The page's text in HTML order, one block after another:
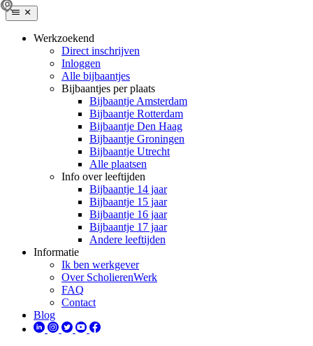
Werkzoekend
Direct inschrijven
Inloggen
Alle bijbaantjes
Bijbaantjes per plaats
Bijbaantje Amsterdam
Bijbaantje Rotterdam
Bijbaantje Den Haag
Bijbaantje Groningen
Bijbaantje Utrecht
Alle plaatsen
Info over leeftijden
Bijbaantje 14 jaar
Bijbaantje 15 jaar
Bijbaantje 16 jaar
Bijbaantje 17 jaar
Andere leeftijden
Informatie
Ik ben werkgever
Over ScholierenWerk
FAQ
Contact
Blog